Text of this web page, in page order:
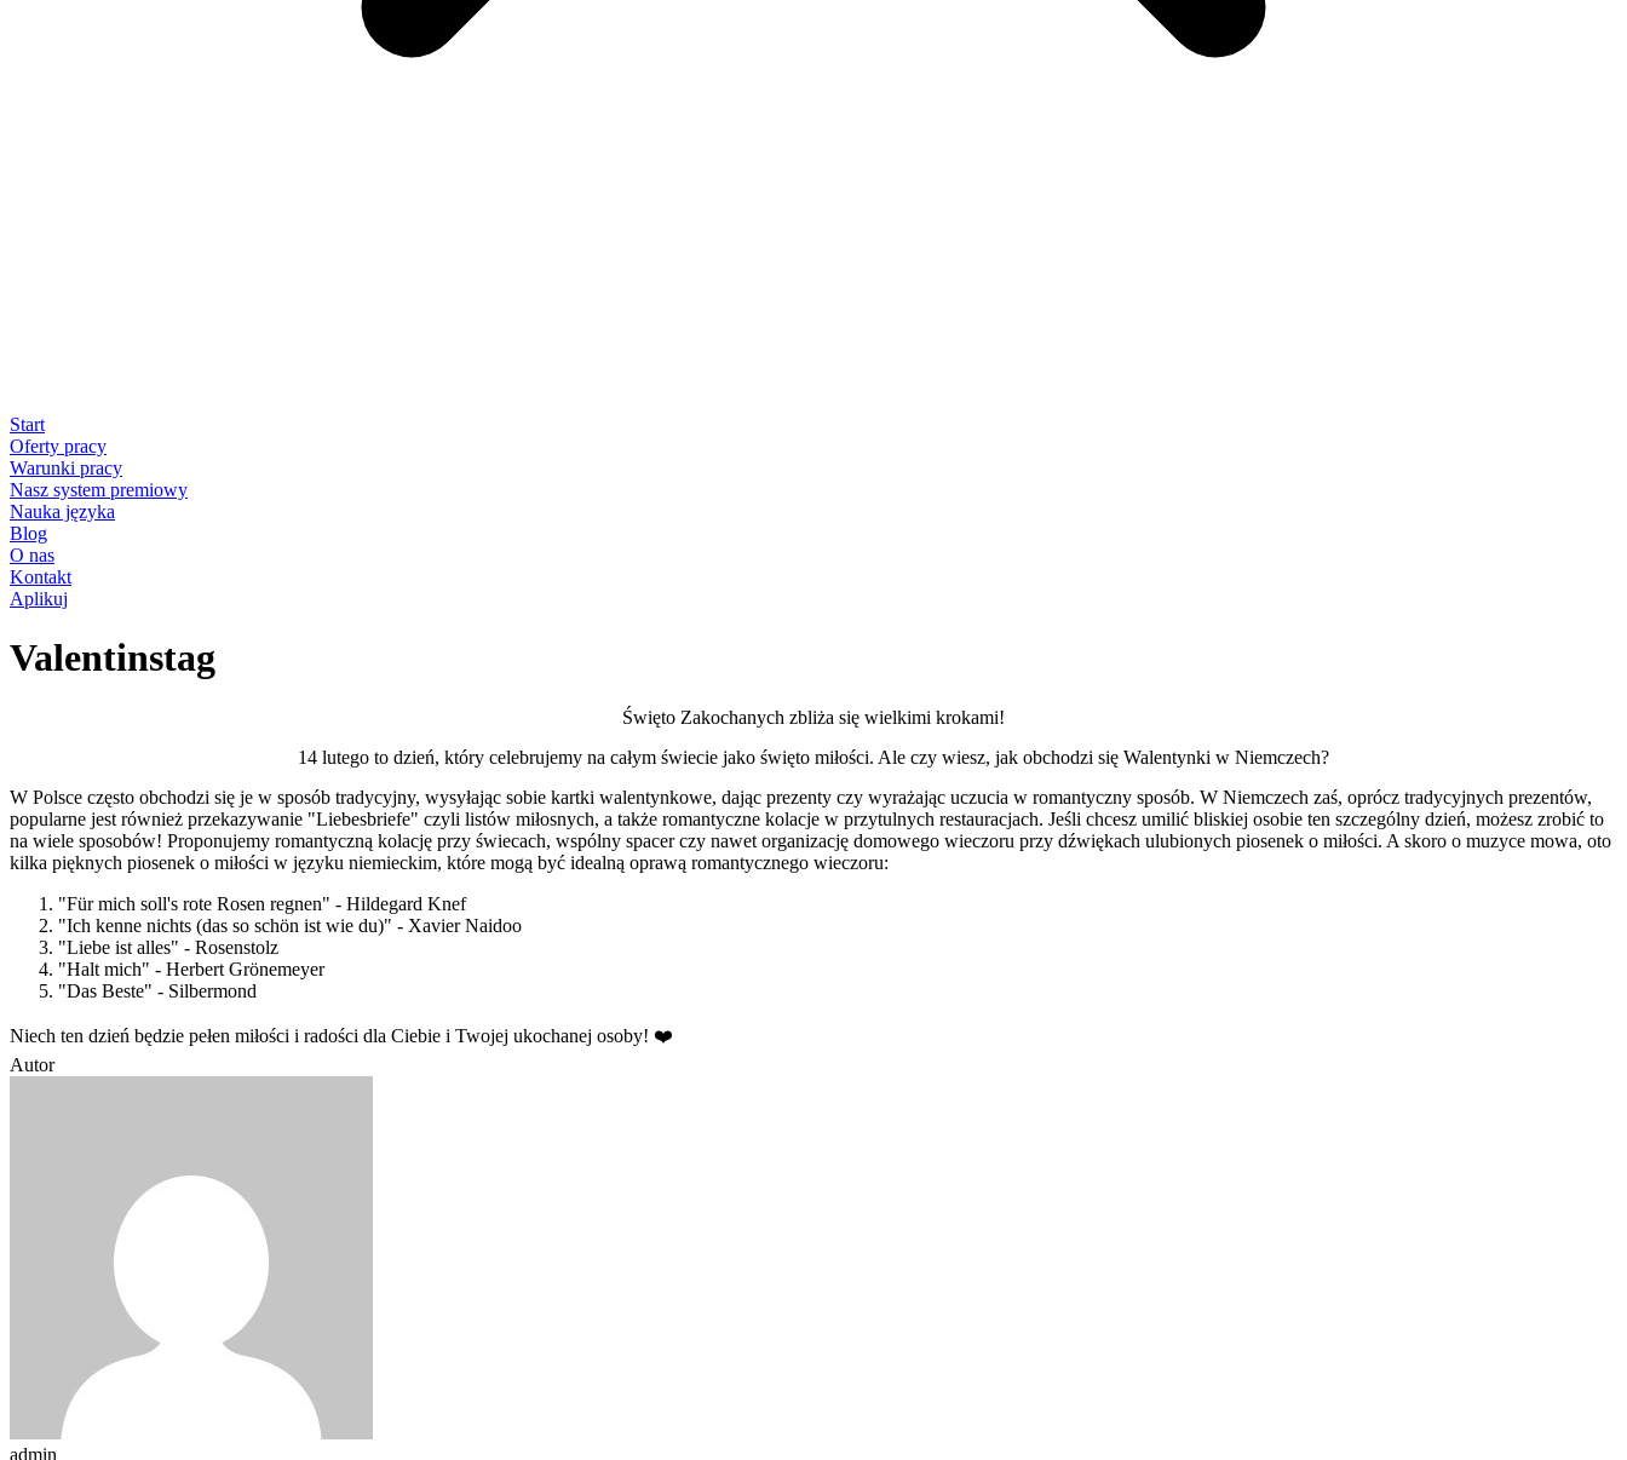
Start
Oferty pracy
Warunki pracy
Nasz system premiowy
Nauka języka
Blog
O nas
Kontakt
Aplikuj
Valentinstag
Święto Zakochanych zbliża się wielkimi krokami!
14 lutego to dzień, który celebrujemy na całym świecie jako święto miłości. Ale czy wiesz, jak obchodzi się Walentynki w Niemczech?
W Polsce często obchodzi się je w sposób tradycyjny, wysyłając sobie kartki walentynkowe, dając prezenty czy wyrażając uczucia w romantyczny sposób. W Niemczech zaś, oprócz tradycyjnych prezentów,
popularne jest również przekazywanie "Liebesbriefe" czyli listów miłosnych, a także romantyczne kolacje w przytulnych restauracjach. Jeśli chcesz umilić bliskiej osobie ten szczególny dzień, możesz zrobić to
na wiele sposobów! Proponujemy romantyczną kolację przy świecach, wspólny spacer czy nawet organizację domowego wieczoru przy dźwiękach ulubionych piosenek o miłości. A skoro o muzyce mowa, oto
kilka pięknych piosenek o miłości w języku niemieckim, które mogą być idealną oprawą romantycznego wieczoru:
"Für mich soll's rote Rosen regnen" - Hildegard Knef
"Ich kenne nichts (das so schön ist wie du)" - Xavier Naidoo
"Liebe ist alles" - Rosenstolz
"Halt mich" - Herbert Grönemeyer
"Das Beste" - Silbermond
Niech ten dzień będzie pełen miłości i radości dla Ciebie i Twojej ukochanej osoby! ❤️
Autor
admin